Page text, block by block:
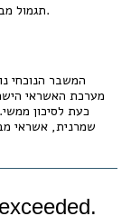
תגמול מבוסס איכות אשראי ולא גידול בהיקף ההלוואות.
המשבר הנוכחי
מערכת האשראי
כעת לסיכון
שמרנית, אשראי